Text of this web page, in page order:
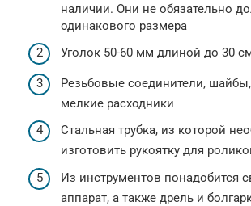
наличии. Они не обязательно
одинакового размера
Уголок 50-60 мм длиной до 30
Резьбовые соединители,
мелкие расходники
Стальная трубка, из которой
изготовить рукоятку для
Из инструментов понадобится
аппарат, а также дрель и